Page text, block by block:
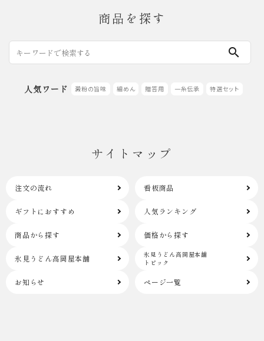
商品を探す
search
人気ワード 澱粉の旨味 細めん 贈答用 一糸伝承 特選セット
サイトマップ
注文の流れ 看板商品
ギフトにおすすめ 人気ランキング
商品から探す 価格から探す
氷見うどん高岡屋本舗
氷見うどん高岡屋本舗
トピック
お知らせ ページ一覧